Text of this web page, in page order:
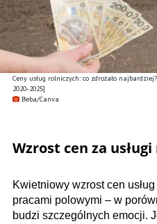
Ceny usług rolniczych: co zdrożało
2020-2025]
Beba/Canva
Wzrost cen za
Kwietniowy wzrost cen
pracami polowymi – w
budzi szczególnych emocji.